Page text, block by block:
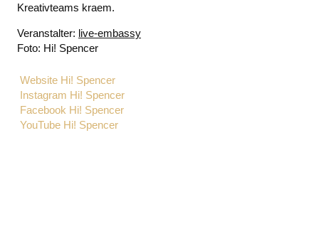
Kreativteams kraem.
Veranstalter: live-embassy
Foto: Hi! Spencer
Website Hi! Spencer
Instagram Hi! Spencer
Facebook Hi! Spencer
YouTube Hi! Spencer